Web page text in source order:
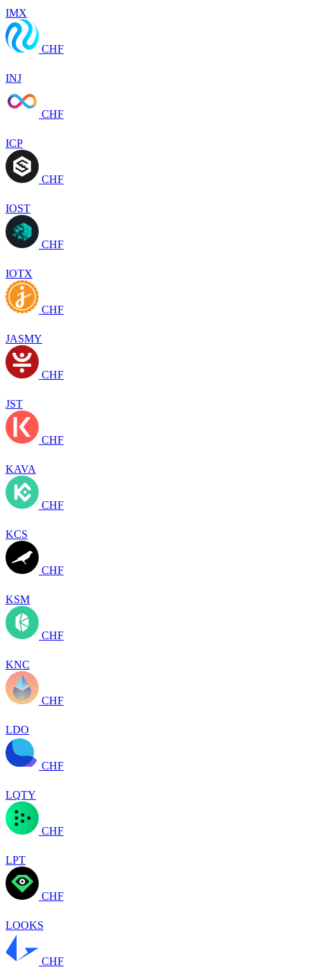
IMX
CHF
INJ
CHF
ICP
CHF
IOST
CHF
IOTX
CHF
JASMY
CHF
JST
CHF
KAVA
CHF
KCS
CHF
KSM
CHF
KNC
CHF
LDO
CHF
LQTY
CHF
LPT
CHF
LOOKS
CHF